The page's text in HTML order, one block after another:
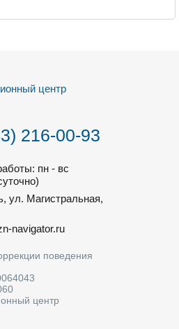
216-00-93
пн - вс
ул. Магистральная,
navigator.ru
поведения
центр